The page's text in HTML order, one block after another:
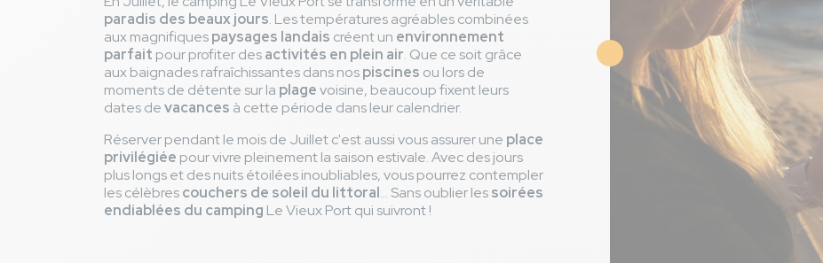
paradis des beaux jours. Les températures agréables combinées
aux magnifiquespaysages landais créent un environnement
parfait pour profiter desactivités en plein air. Que ce soit grâce
aux baignades rafraîchissantes dans nospiscines ou lors de
moments de détente sur la plagevoisine, beaucoup fixent leurs
dates devacances à cette période dans leur calendrier.
Réserver pendant le mois de Juillet c'est aussi vous assurer une place
privilégiée pour vivre pleinement la saison estivale. Avec des jours
plus longs et des nuits étoilées inoubliables, vous pourrez contempler
les célèbrescouchers de soleil du littoral... Sans oublier lessoirées
endiablées du camping Le Vieux Port qui suivront !
Image